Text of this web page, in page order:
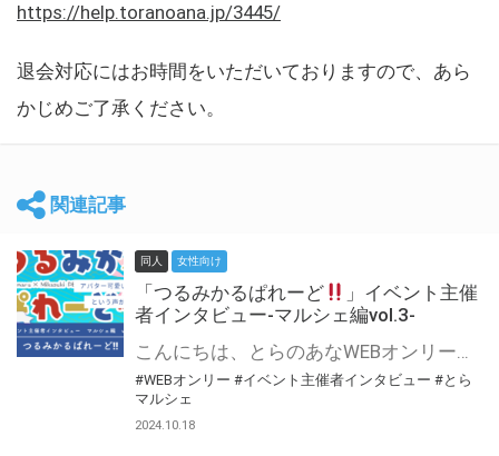
https://help.toranoana.jp/3445/
退会対応にはお時間をいただいておりますので、あら
かじめご了承ください。
関連記事
同人 女性向け
「つるみかるぱれーど
」イベント主催
者インタビュー-マルシェ編vol.3-
こんにちは、とらのあなWEBオンリー運営スタッフです。 新たにお届けする、イベント主催者インタビュー-マルシェ編-は、 とらのあなWEBオンリー「マルシェ」をご利用した主催様に 「マルシェ」を使って開催した感想や心がけをお聞きする企画です。 今回は、WEBオンリー初開催「つるみかるぱれーど
#WEBオンリー #イベント主催者インタビュー #とら
マルシェ
2024.10.18